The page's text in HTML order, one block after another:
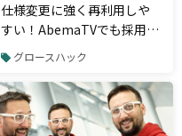
仕様変更に強く再利用しや
すい！AbemaTVでも採用さ
れている「Atomic
グロースハック